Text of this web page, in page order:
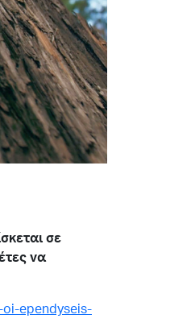
σε
να
ependyseis-